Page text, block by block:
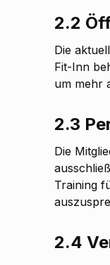
2.2
Die
Fit-Inn
um mehr
2.3
Die
Training
2.4